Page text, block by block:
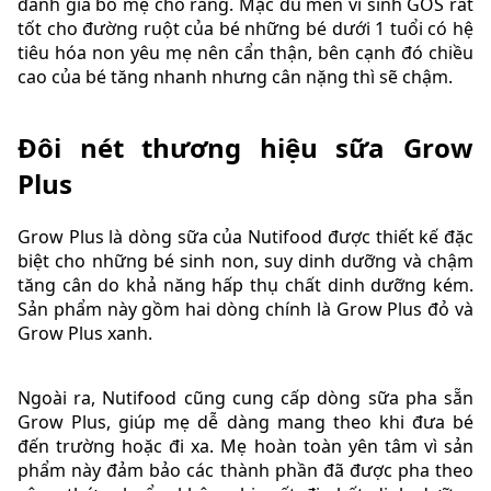
tốt cho đường ruột của bé những bé dưới 1 tuổi có hệ
tiêu hóa non yêu mẹ nên cẩn thận, bên cạnh đó chiều
cao của bé tăng nhanh nhưng cân nặng thì sẽ chậm.
Đôi nét thương hiệu sữa Grow
Plus
Grow Plus là dòng sữa của Nutifood được thiết kế đặc
biệt cho những bé sinh non, suy dinh dưỡng và chậm
tăng cân do khả năng hấp thụ chất dinh dưỡng kém.
Sản phẩm này gồm hai dòng chính là Grow Plus đỏ và
Grow Plus xanh.
Ngoài ra, Nutifood cũng cung cấp dòng sữa pha sẵn
Grow Plus, giúp mẹ dễ dàng mang theo khi đưa bé
đến trường hoặc đi xa. Mẹ hoàn toàn yên tâm vì sản
phẩm này đảm bảo các thành phần đã được pha theo